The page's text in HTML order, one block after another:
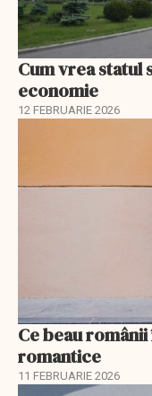
Cum vrea statul
economie
12 FEBRUARIE 2026
Ce beau
romantice
11 FEBRUARIE 2026